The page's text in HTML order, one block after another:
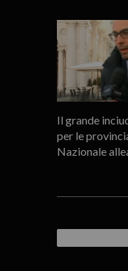
Il grande
per le
Nazionale